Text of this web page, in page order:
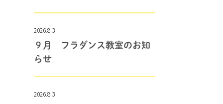
2026.8.3
９月 フラダンス教室のお知
らせ
2026.8.3